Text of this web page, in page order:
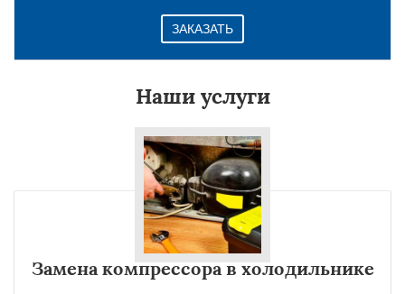
ЗАКАЗАТЬ
Наши услуги
Замена компрессора в холодильнике